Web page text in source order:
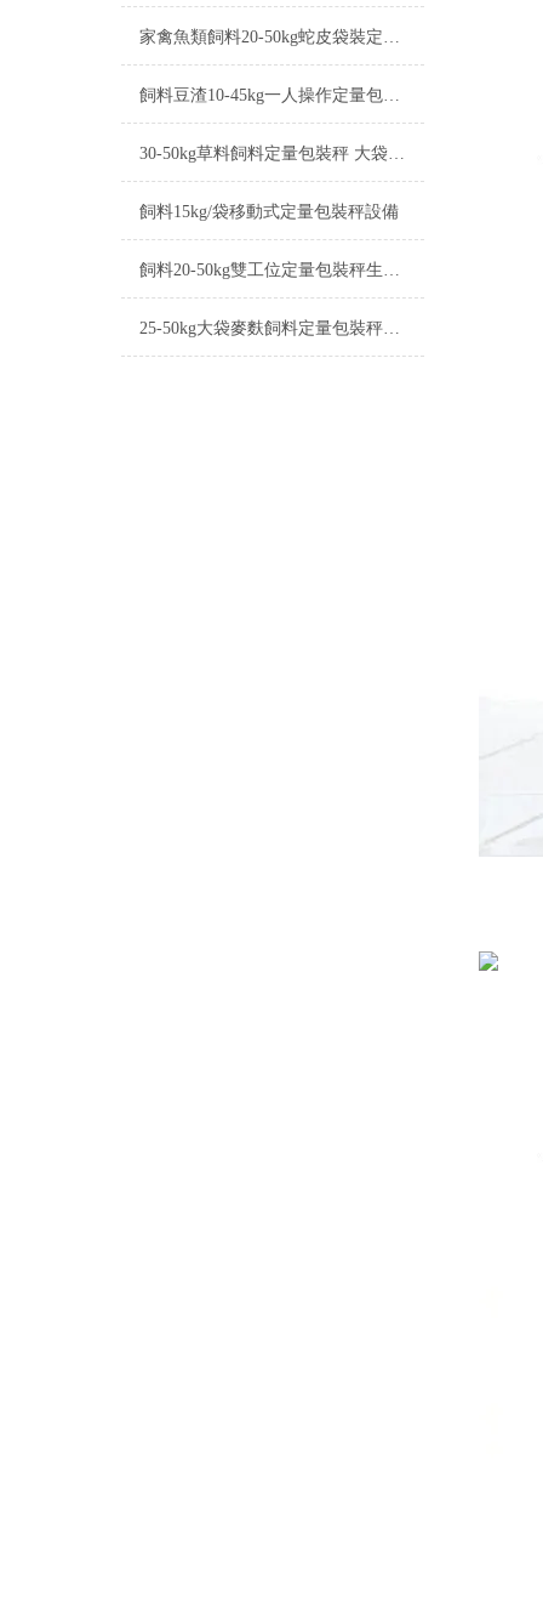
家禽魚類飼料20-50kg蛇皮袋裝定量包裝秤
飼料豆渣10-45kg一人操作定量包裝秤定制
30-50kg草料飼料定量包裝秤 大袋飼料包裝機械
飼料15kg/袋移動式定量包裝秤設備
飼料20-50kg雙工位定量包裝秤生產廠家
25-50kg大袋麥麩飼料定量包裝秤打包機廠家